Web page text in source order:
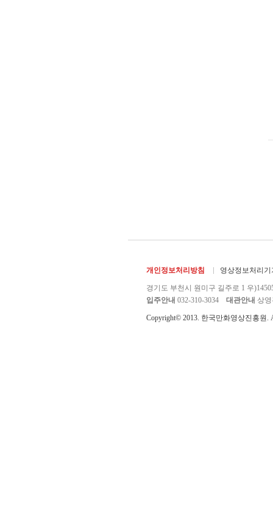
개인정보처리방침 영상정보처리기
경기도 부천시 원미구 길주로 1 우
입주안내 032-310-3034 대관안내 상영
Copyright© 2013. 한국만화영상진흥원.